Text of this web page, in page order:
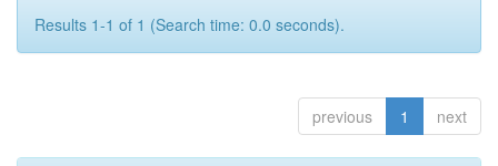
Results 1-1 of 1 (Search time: 0.0 seconds).
previous 1 next